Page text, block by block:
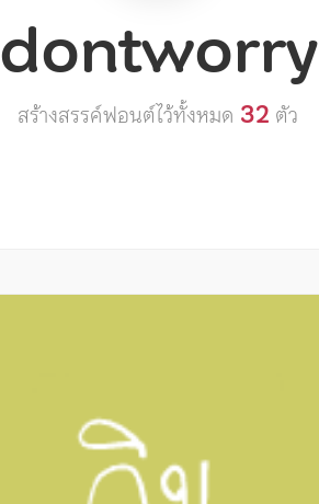
dontworry
สร้างสรรค์ฟอนต์ไว้ทั้งหมด 32 ตัว